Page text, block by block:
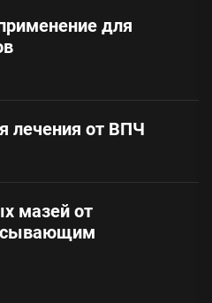
для
лечения от ВПЧ
мазей от